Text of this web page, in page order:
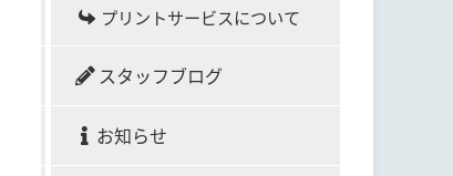
プリントサービスについて
スタッフブログ
お知らせ